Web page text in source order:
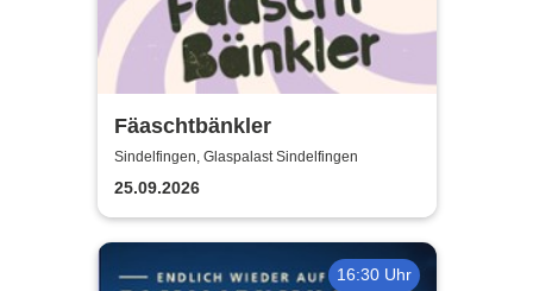
Fäaschtbänkler
Sindelfingen, Glaspalast Sindelfingen
25.09.2026
16:30 Uhr